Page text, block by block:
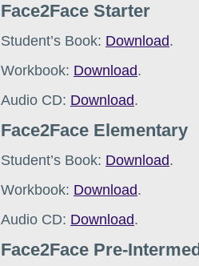
Face2Face Starter
Student’s Book: Download.
Workbook: Download.
Audio CD: Download.
Face2Face Elementary
Student’s Book: Download.
Workbook: Download.
Audio CD: Download.
Face2Face Pre-